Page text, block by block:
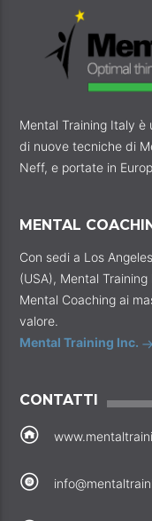
Mental Training Italy
di nuove tecniche di
Neff, e portate in
MENTAL
Con sedi a Los
(USA), Mental
Mental Coaching ai
valore.
Mental Training Inc.
CONTATTI